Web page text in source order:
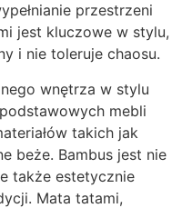
przestrzeni
jest kluczowe w stylu,
i nie toleruje chaosu.
wnętrza w stylu
mebli
takich jak
beże. Bambus jest nie
także estetycznie
Mata tatami,